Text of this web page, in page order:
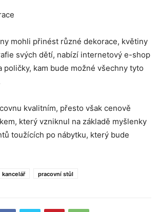
mohli přinést různé dekorace, květiny
svých dětí, nabízí internetový e-shop
poličky, kam bude možné všechny tyto
kvalitním, přesto však cenově
který vzniknul na základě myšlenky
toužících po nábytku, který bude
kancelář pracovní stůl